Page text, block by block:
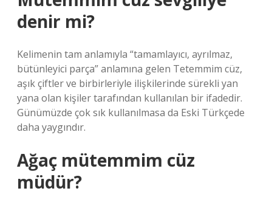
denir mi?
Kelimenin tam anlamıyla “tamamlayıcı, ayrılmaz,
bütünleyici parça” anlamına gelen Tetemmim cüz,
aşık çiftler ve birbirleriyle ilişkilerinde sürekli yan
yana olan kişiler tarafından kullanılan bir ifadedir.
Günümüzde çok sık kullanılmasa da Eski Türkçede
daha yaygındır.
Ağaç mütemmim cüz
müdür?